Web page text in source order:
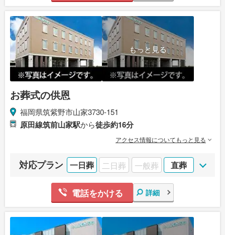
もっと見る
お葬式の供恩
福岡県筑紫野市山家3730-151
原田線筑前山家駅から徒歩約16分
アクセス情報についてもっと見る
対応プラン 一日葬 二日葬 一般葬 直葬
電話をかける 詳細